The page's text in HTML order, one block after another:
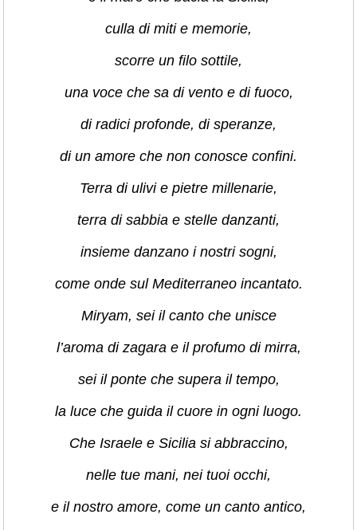
culla di miti e memorie,
scorre un filo sottile,
una voce che sa di vento e di fuoco,
di radici profonde, di speranze,
di un amore che non conosce confini.
Terra di ulivi e pietre millenarie,
terra di sabbia e stelle danzanti,
insieme danzano i nostri sogni,
come onde sul Mediterraneo incantato.
Miryam, sei il canto che unisce
l’aroma di zagara e il profumo di mirra,
sei il ponte che supera il tempo,
la luce che guida il cuore in ogni luogo.
Che Israele e Sicilia si abbraccino,
nelle tue mani, nei tuoi occhi,
e il nostro amore, come un canto antico,